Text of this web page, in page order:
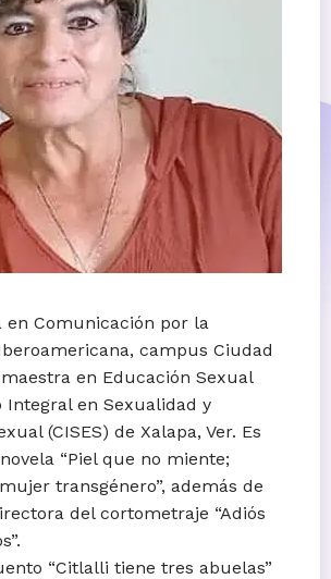
en Comunicación por la
campus Ciudad
en Educación Sexual
Integral en Sexualidad y
(CISES) de Xalapa, Ver. Es
“Piel que no miente;
transgénero”, además de
del cortometraje “Adiós
“Citlalli tiene tres abuelas”